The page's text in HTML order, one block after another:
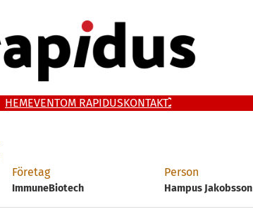
HEMEVENTOM RAPIDUSKONTAKT
Företag
ImmuneBiotech
Person
Hampus Jakobsson